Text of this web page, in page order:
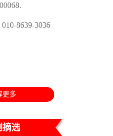
8639-3036
更多
摘选